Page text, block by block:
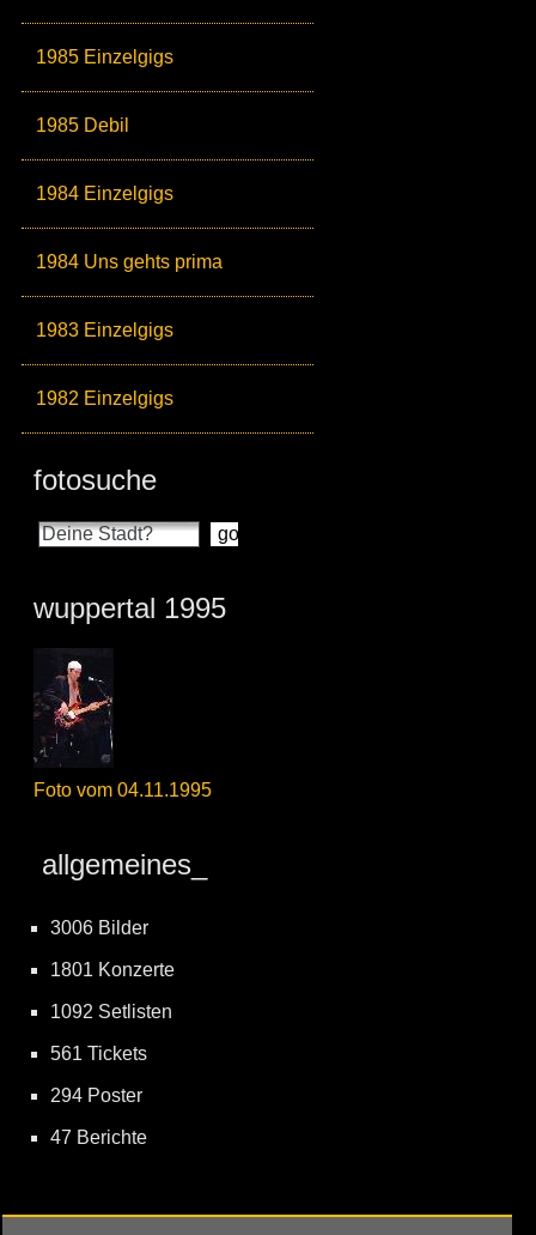
1985 Einzelgigs
1985 Debil
1984 Einzelgigs
1984 Uns gehts prima
1983 Einzelgigs
1982 Einzelgigs
fotosuche
wuppertal 1995
Foto vom 04.11.1995
allgemeines_
3006 Bilder
1801 Konzerte
1092 Setlisten
561 Tickets
294 Poster
47 Berichte